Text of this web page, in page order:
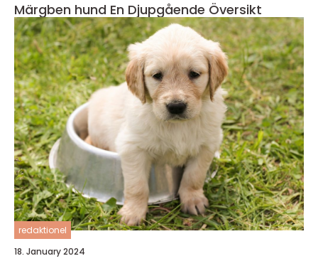
Märgben hund En Djupgående Översikt
redaktionel
18. January 2024